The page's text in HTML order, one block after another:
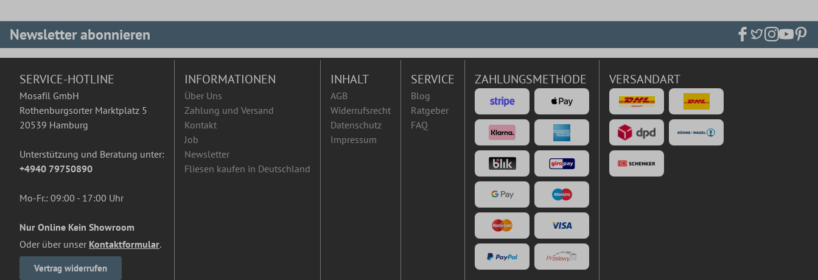
Newsletter abonnieren
SERVICE-HOTLINE
Mosafil GmbH
Rothenburgsorter Marktplatz 5
20539 Hamburg
Unterstützung und Beratung unter:
+4940 79750890
Mo-Fr.: 09:00 - 17:00 Uhr
Nur Online Kein Showroom
Oder über unser Kontaktformular.
Vertrag widerrufen
INFORMATIONEN
Über Uns
Zahlung und Versand
Kontakt
Job
Newsletter
Fliesen kaufen in Deutschland
INHALT
AGB
Widerrufsrecht
Datenschutz
Impressum
SERVICE
Blog
Ratgeber
FAQ
ZAHLUNGSMETHODE VERSANDART